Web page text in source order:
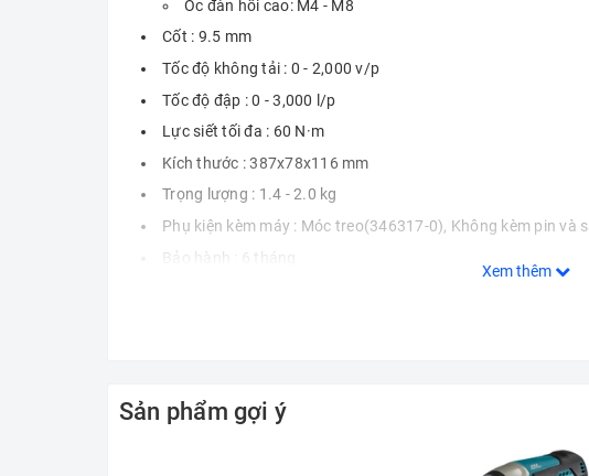
Ốc đàn hồi cao: M4 - M8
Cốt : 9.5 mm
Tốc độ không tải : 0 - 2,000 v/p
Tốc độ đập : 0 - 3,000 l/p
Lực siết tối đa : 60 N·m
Kích thước : 387x78x116 mm
Trọng lượng : 1.4 - 2.0 kg
Phụ kiện kèm máy : Móc treo(346317-0), Không kèm pin và
Bảo hành : 6 tháng
Xem thêm
Sản phẩm gợi ý